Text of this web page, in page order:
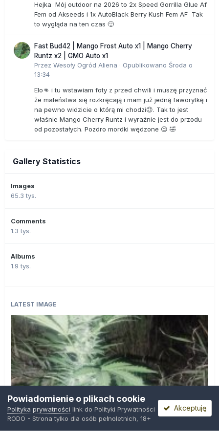
Hejka Mój outdoor na 2026 to 2x Speed Gorrilla Glue Af
Fem od Akseeds i 1x AutoBlack Berry Kush Fem AF Tak
to wygląda na ten czas 🙂
Fast Bud42 | Mango Frost Auto x1 | Mango Cherry
Runtz x2 | GMO Auto x1
Przez Wesoły Ogród Aliena · Opublikowano Środa o
13:34
Elo👊 i tu wstawiam foty z przed chwili i muszę przyznać
że maleństwa się rozkręcają i mam już jedną faworytkę i
na pewno widzicie o którą mi chodzi😉. Tak to jest
właśnie Mango Cherry Runtz i wyraźnie jest do przodu
od pozostałych. Pozdro mordki wędzone 😉 🤣
Gallery Statistics
Images
65.3 tys.
Comments
1.3 tys.
Albums
1.9 tys.
LATEST IMAGE
Powiadomienie o plikach cookie
Polityka prywatności link do Polityki Prywatności
RODO - Strona tylko dla osób pełnoletnich, 18+
Akceptuję